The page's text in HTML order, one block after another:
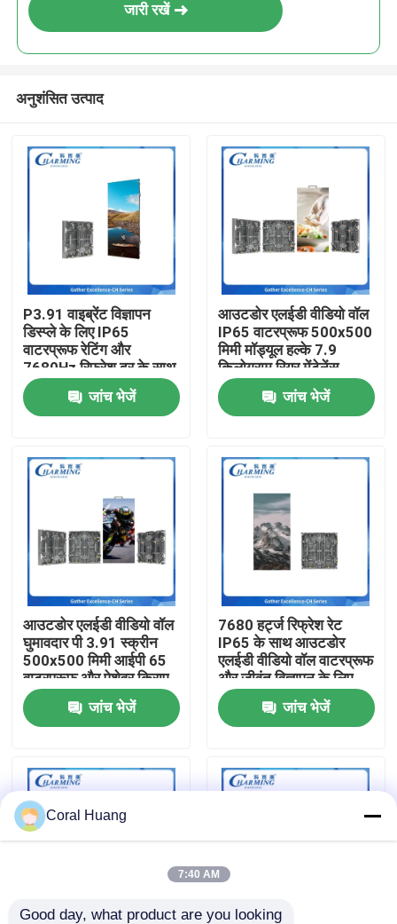
होम
उत्पाद
फैक्टरी यात्रा
गुणवत्ता नियंत्रण
समाचार
एलईडी वीडियो दीवार प्रदर्शन
जारी रखें
अनुशंसित उत्पाद
P3.91 वाइब्रेंट विज्ञापन
डिस्प्ले के लिए IP65
वाटरप्रूफ रेटिंग और
7680Hz रिफ्रेश दर के साथ
आउटडोर एलईडी वीडियो वॉल
जांच भेजें
आउटडोर एलईडी वीडियो वॉल
IP65 वाटरप्रूफ 500x500
मिमी मॉड्यूल हल्के 7.9
किलोग्राम रियर मेंटेनेंस
किराये के मंच और आउटडोर
इवेंट के लिए आदर्श
जांच भेजें
आउटडोर एलईडी वीडियो वॉल
घुमावदार पी 3.91 स्क्रीन
500x500 मिमी आईपी 65
वाटरप्रूफ और पेशेवर किराए
के लिए 3500nit चमक के
साथ
जांच भेजें
7680 हर्ट्ज रिफ्रेश रेट
IP65 के साथ आउटडोर
एलईडी वीडियो वॉल वाटरप्रूफ
और जीवंत विज्ञापन के लिए
500x500 मिमी कैबिनेट
आकार
जांच भेजें
Coral Huang
7:40 AM
Good day, what product are you looking